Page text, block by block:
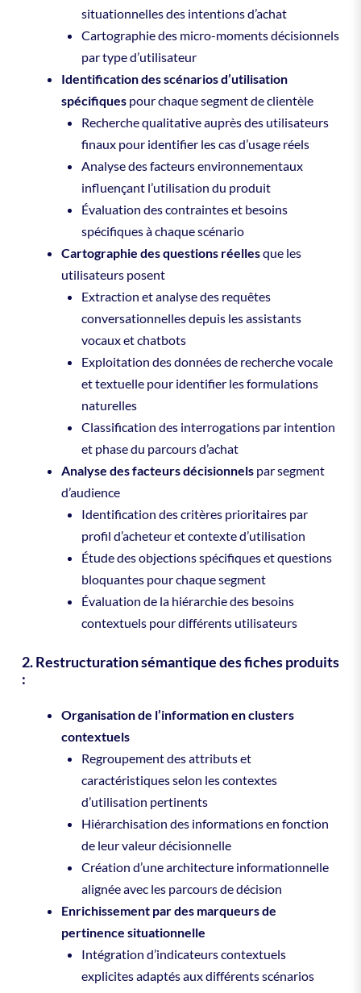
situationnelles des intentions d’achat
Cartographie des micro-moments décisionnels
par type d’utilisateur
Identification des scénarios d’utilisation
spécifiques pour chaque segment de clientèle
Recherche qualitative auprès des utilisateurs
finaux pour identifier les cas d’usage réels
Analyse des facteurs environnementaux
influençant l’utilisation du produit
Évaluation des contraintes et besoins
spécifiques à chaque scénario
Cartographie des questions réellesque les
utilisateurs posent
Extraction et analyse des requêtes
conversationnelles depuis les assistants
vocaux et chatbots
Exploitation des données de recherche vocale
et textuelle pour identifier les formulations
naturelles
Classification des interrogations par intention
et phase du parcours d’achat
Analyse des facteurs décisionnels par segment
d’audience
Identification des critères prioritaires par
profil d’acheteur et contexte d’utilisation
Étude des objections spécifiques et questions
bloquantes pour chaque segment
Évaluation de la hiérarchie des besoins
contextuels pour différents utilisateurs
2. Restructuration sémantique des fiches produits
:
Organisation de l’information en clusters
contextuels
Regroupement des attributs et
caractéristiques selon les contextes
d’utilisation pertinents
Hiérarchisation des informations en fonction
de leur valeur décisionnelle
Création d’une architecture informationnelle
alignée avec les parcours de décision
Enrichissement par des marqueurs de
pertinence situationnelle
Intégration d’indicateurs contextuels
explicites adaptés aux différents scénarios